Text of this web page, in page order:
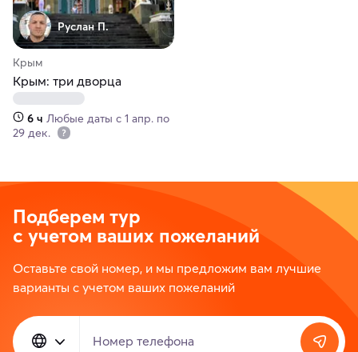
Руслан П.
Крым
Крым: три дворца
6 ч Любые даты с 1 апр. по
29 дек.
Подберем тур
с учетом ваших пожеланий
Оставьте свой номер, и мы предложим вам лучшие
варианты с учетом ваших пожеланий
Номер телефона